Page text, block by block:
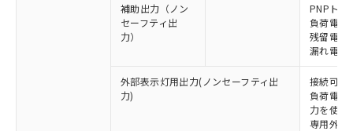
補助出力（ノン
セーフティ出
力）
PNPトラ
負荷電流
残留電圧
漏れ電流
外部表示灯用出力(ノンセーフティ出
力)
接続可能
負荷電流
力を使用
専用外部